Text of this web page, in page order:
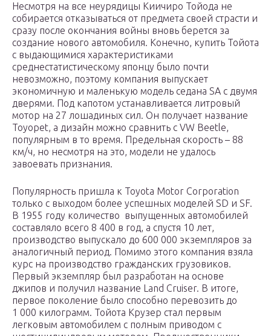
Несмотря на все неурядицы Киичиро Тойода не
собирается отказываться от предмета своей страсти и
сразу после окончания войны вновь берется за
создание нового автомобиля. Конечно, купить Тойота
с выдающимися характеристиками
среднестатистическому японцу было почти
невозможно, поэтому компания выпускает
экономичную и маленькую модель седана SA с двумя
дверями. Под капотом устанавливается литровый
мотор на 27 лошадиных сил. Он получает название
Toyopet, а дизайн можно сравнить с VW Beetle,
популярным в то время. Предельная скорость – 88
км/ч, но несмотря на это, модели не удалось
завоевать признания.
Популярность пришла к Toyota Motor Corporation
только с выходом более успешных моделей SD и SF.
В 1955 году количество выпущенных автомобилей
составляло всего 8 400 в год, а спустя 10 лет,
производство выпускало до 600 000 экземпляров за
аналогичный период. Помимо этого компания взяла
курс на производство гражданских грузовиков.
Первый экземпляр был разработан на основе
джипов и получил название Land Cruiser. В итоге,
первое поколение было способно перевозить до
1 000 килограмм. Тойота Крузер стал первым
легковым автомобилем с полным приводом с